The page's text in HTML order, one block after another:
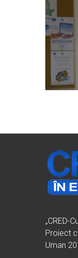
„CRED-
Proiect
Uman